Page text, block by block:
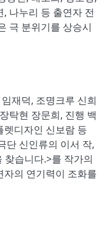
나누리 등 출연자 전
극 분위기를 상승시
재덕, 조명크루 신희
탁현 장문희, 진행 백
렛디자인 신보람 등
단 신인류의 이서 작,
찾습니다.>를 작가의
의 연기력이 조화를